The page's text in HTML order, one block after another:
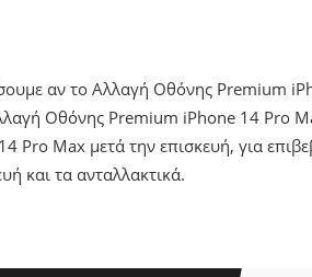
αν το Αλλαγή Οθόνης Premium
Οθόνης Premium iPhone 14 Pro
Pro Max μετά την επισκευή, για
και τα ανταλλακτικά.